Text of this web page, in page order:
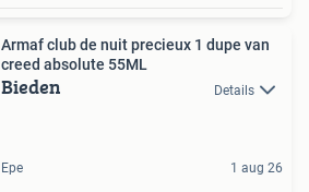
Armaf club de nuit precieux 1 dupe van
creed absolute 55ML
Bieden Details
Epe 1 aug 26